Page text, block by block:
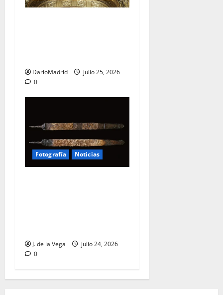
DarioMadrid
julio 25, 2026
0
Fotografía Noticias
J. de la Vega
julio 24, 2026
0